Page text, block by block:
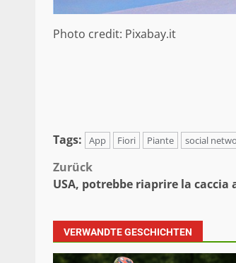
Photo credit: Pixabay.it
Tags: App Fiori Piante social
Beitragsnavigation
Zurück
USA, potrebbe riaprire la caccia
VERWANDTE GESCHICHTEN